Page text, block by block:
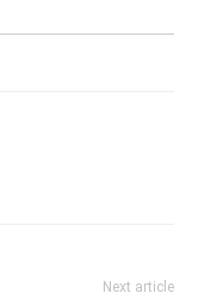
Next article